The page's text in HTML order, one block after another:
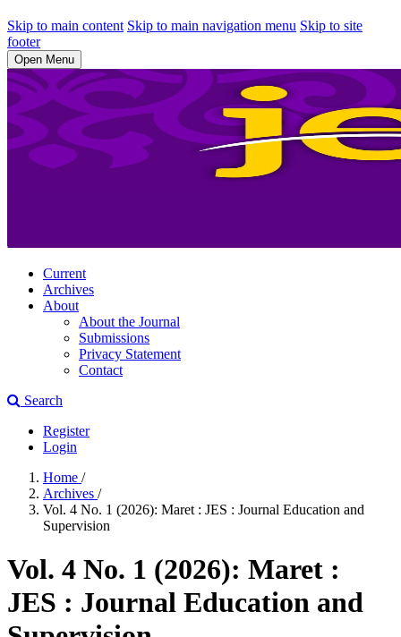
Skip to main content Skip to main navigation menu Skip to site
footer
Open Menu
Current
Archives
About
About the Journal
Submissions
Privacy Statement
Contact
Search
Register
Login
Home /
Archives /
Vol. 4 No. 1 (2026): Maret : JES : Journal Education and
Supervision
Vol. 4 No. 1 (2026): Maret :
JES : Journal Education and